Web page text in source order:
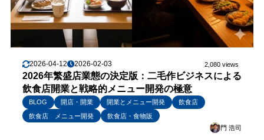
2026-04-12 2026-02-03 2,080 views
2026年繁盛店業態の決定版：二毛作ビジネスによる
飲食店開業と戦略的メニュー開発の極意
BLOG 開店・開業 開業とメニュー開発
飲食店
飲食店 メニュー開発
飲食店・食物販
門 浩司